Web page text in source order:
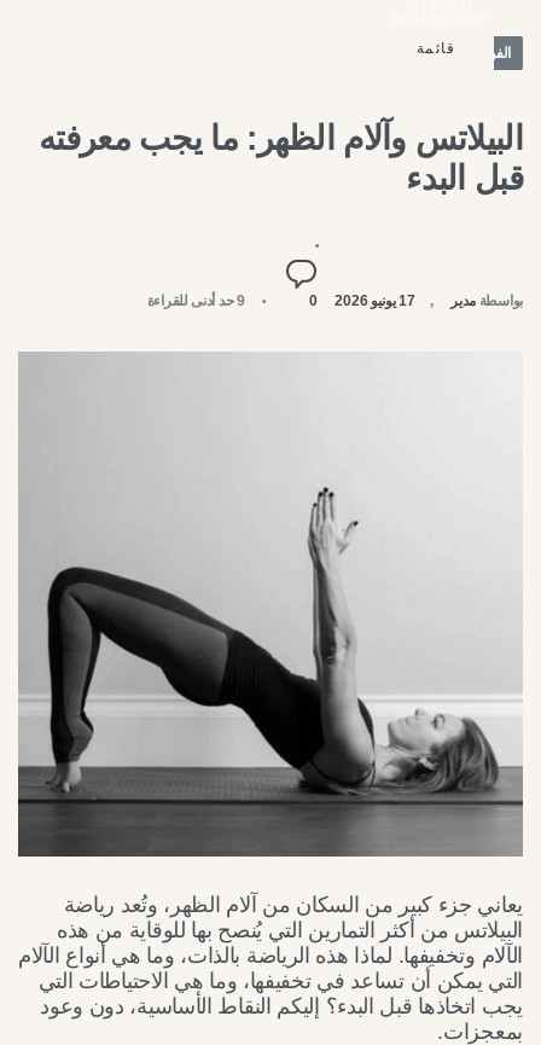
قائمة
الفوائد والصحة
البيلاتس وآلام الظهر: ما يجب معرفته
قبل البدء
بواسطة مدير 17 يونيو 2026 0 9 حد أدنى للقراءة
يعاني جزء كبير من السكان من آلام الظهر، وتُعد رياضة
البيلاتس من أكثر التمارين التي يُنصح بها للوقاية من هذه
الآلام وتخفيفها. لماذا هذه الرياضة بالذات، وما هي أنواع الآلام
التي يمكن أن تساعد في تخفيفها، وما هي الاحتياطات التي
يجب اتخاذها قبل البدء؟ إليكم النقاط الأساسية، دون وعود
بمعجزات.